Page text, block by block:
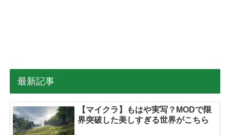
最新記事
【マイクラ】もはや実写？MODで限
界突破した美しすぎる世界がこちら